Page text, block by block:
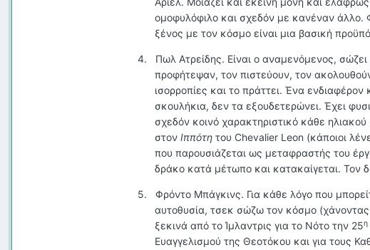
ομοφυλόφιλο και σχεδόν με κανέναν άλλο.
ξένος με τον κόσμο είναι μια βασική
4.
Πωλ Ατρείδης. Είναι ο αναμενόμενος,
προφήτεψαν, τον πιστεύουν, τον
ισορροπίες και το πράττει. Ένα ενδιαφέρον
σκουλήκια, δεν τα εξουδετερώνει. Έχει
σχεδόν κοινό χαρακτηριστικό κάθε
στον Ιππότη του Chevalier Leon (κάποιοι
που παρουσιάζεται ως μεταφραστής του
δράκο κατά μέτωπο και κατακαίγεται. Τον
5.
Φρόντο Μπάγκινς. Για κάθε λόγο που
αυτοθυσία, τσεκ σώζω τον κόσμο
ξεκινά από το Ίμλαντρις για το Νότο την 25η
Ευαγγελισμού της Θεοτόκου και για τους